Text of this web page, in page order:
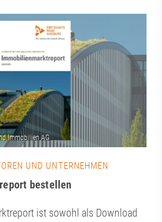
UND UNTERNEHMEN
bestellen
ist sowohl als Download